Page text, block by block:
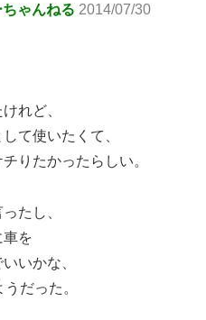
ゃんねる 2014/07/30
れど、
て使いたくて、
りたかったらしい。
たし、
車を
いかな、
だった。